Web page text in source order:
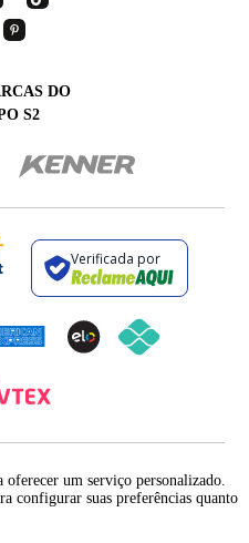
oferecer um serviço personalizado.
configurar suas preferências quanto
DO
S2
Verificada por
0002-23
- ANEXO 2 - CENTRO - PIRAÍ - RIO DE
27.175-000